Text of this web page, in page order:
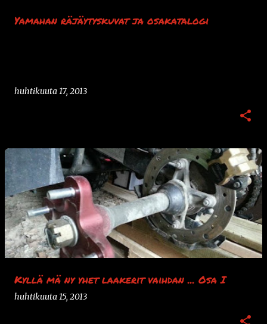
Yamahan räjäytyskuvat ja osakatalogi
huhtikuuta 17, 2013
Kyllä mä ny yhet laakerit vaihdan ... Osa I
huhtikuuta 15, 2013